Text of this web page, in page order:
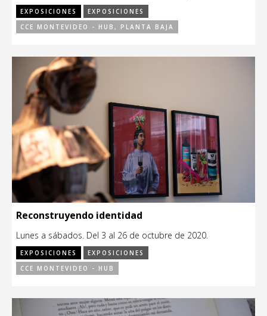
EXPOSICIONES
EXPOSICIONES
CCE MONTEVIDEO - HUB, PLANTA BAJA
Reconstruyendo identidad
Lunes a sábados. Del 3 al 26 de octubre de 2020.
EXPOSICIONES
EXPOSICIONES
CCE MONTEVIDEO - HUB